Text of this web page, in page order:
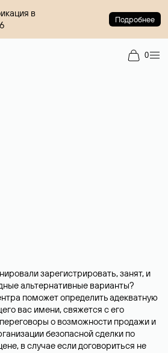
в
Подробнее
0
зарегистрировать, занят, и
альтернативные варианты?
поможет определить адекватную
вас имени, свяжется с его
о возможности продажи и
безопасной сделки по
в случае если договориться не